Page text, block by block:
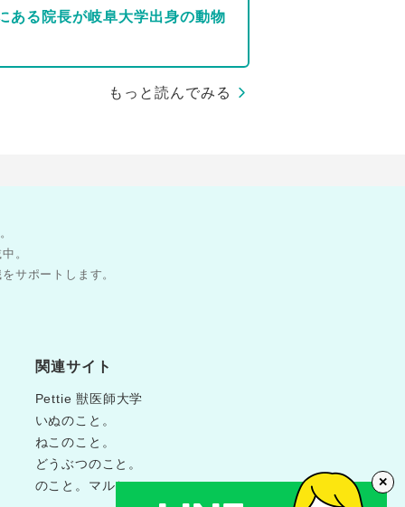
ある院長が岐阜大学出身の動物
もっと読んでみる
。
サポートします。
関連サイト
Pettie 獣医師大学
いぬのこと。
ねこのこと。
どうぶつのこと。
のこと。マルシェ
✕